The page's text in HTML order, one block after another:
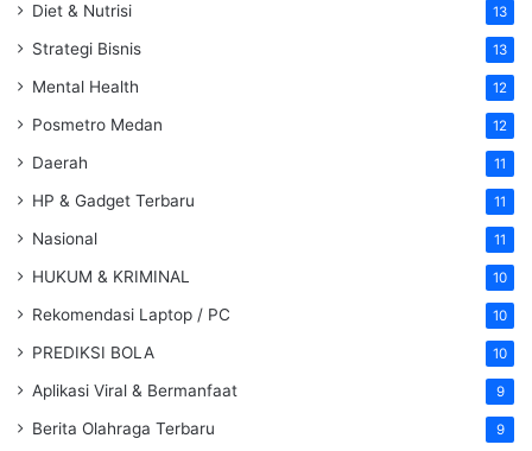
Diet & Nutrisi 13
Strategi Bisnis 13
Mental Health 12
Posmetro Medan 12
Daerah 11
HP & Gadget Terbaru 11
Nasional 11
HUKUM & KRIMINAL 10
Rekomendasi Laptop / PC 10
PREDIKSI BOLA 10
Aplikasi Viral & Bermanfaat 9
Berita Olahraga Terbaru 9